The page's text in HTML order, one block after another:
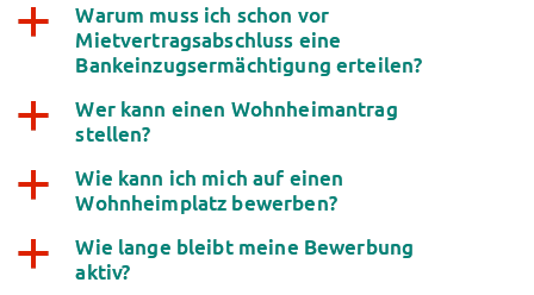
Courses
Registration for special events
Legal advice
Chat advice
Consulting FAQs
Contact Persons
Advice for Internationals
Housing for Internationals
a
Warum muss ich schon vor
Mietvertragsabschluss eine
Bankeinzugsermächtigung erteilen?
a
Wer kann einen Wohnheimantrag
stellen?
a
Wie kann ich mich auf einen
Wohnheimplatz bewerben?
a
Wie lange bleibt meine Bewerbung
aktiv?